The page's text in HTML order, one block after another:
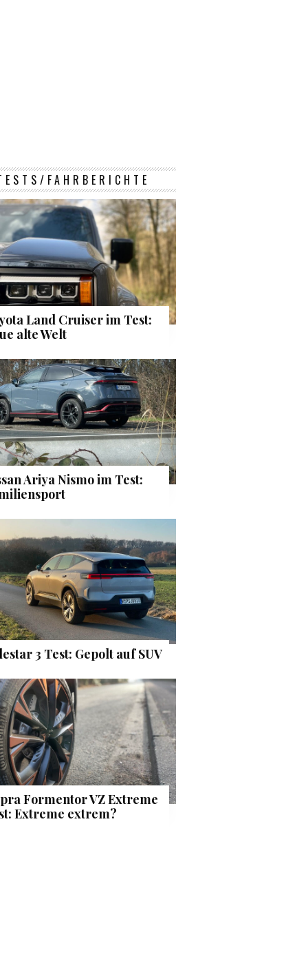
FAHRBERICHTE
Land Cruiser im Test:
alte Welt
Ariya Nismo im Test:
3 Test: Gepolt auf SUV
Formentor VZ Extreme
Extreme extrem?